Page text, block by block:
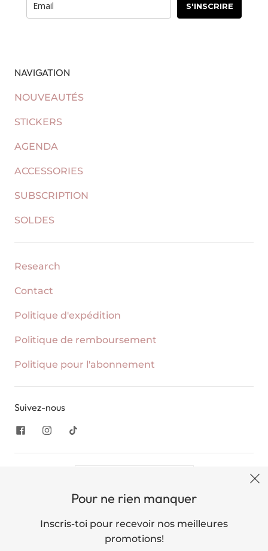
S'INSCRIRE
NAVIGATION
NOUVEAUTÉS
STICKERS
AGENDA
ACCESSORIES
SUBSCRIPTION
SOLDES
Research
Contact
Politique d'expédition
Politique de remboursement
Politique pour l'abonnement
Suivez-nous
English
Pour ne rien manquer
Inscris-toi pour recevoir nos meilleures
promotions!